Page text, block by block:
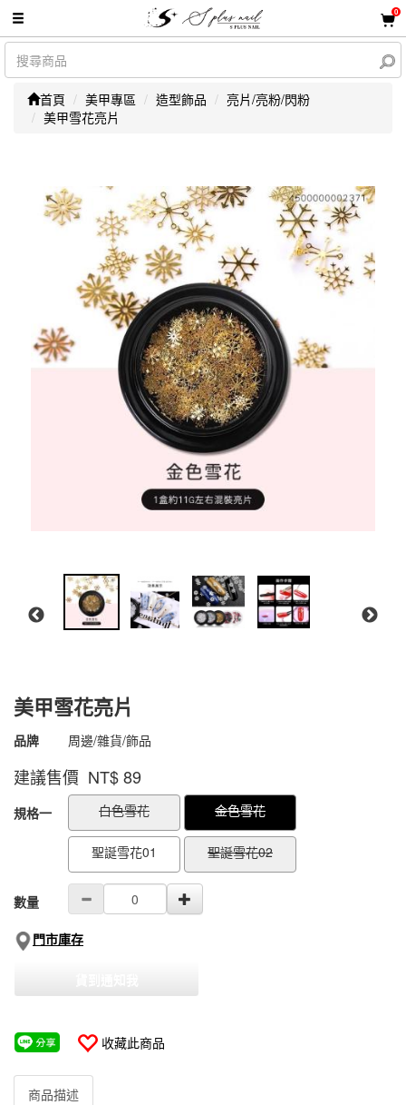
0
首頁 美甲專區 造型飾品
亮片/亮粉/閃粉
美甲雪花亮片
美甲雪花亮片
商品代號 4500000002371
4500000002371
品牌 周邊/雜貨/飾品
建議售價 NT$89
GOODS000000000000001576355
規格一 白色雪花 金色雪花
聖誕雪花01 聖誕雪花02
數量
門市庫存
收藏此商品
商品描述